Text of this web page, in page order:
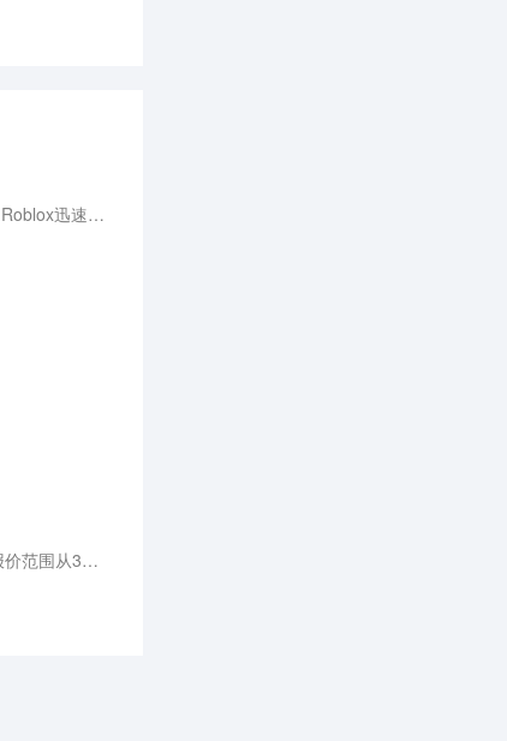
在新一轮AI热潮中风头无两的OpenAI，或许只有上一轮元宇宙浪潮下的Roblox可以比拟。而元宇宙退潮之后，Roblox迅速跌下神坛，OpenAI的命运又将随着AI大模型走向何方？
用户生成视频的方式变得更加多元，可以文生视频、图生视频、视频生视频。在不同参数设置下，每100帧的报价范围从3美分到18美分不等。